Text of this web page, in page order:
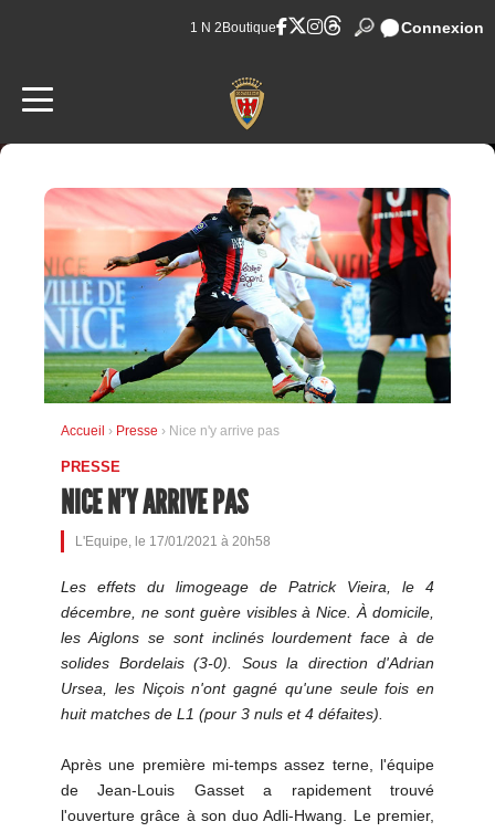
1 N 2 Boutique Connexion
Accueil › Presse › Nice n'y arrive pas
PRESSE
NICE N'Y ARRIVE PAS
L'Equipe, le 17/01/2021 à 20h58
Les effets du limogeage de Patrick Vieira, le 4
décembre, ne sont guère visibles à Nice. À domicile,
les Aiglons se sont inclinés lourdement face à de
solides Bordelais (3-0). Sous la direction d'Adrian
Ursea, les Niçois n'ont gagné qu'une seule fois en
huit matches de L1 (pour 3 nuls et 4 défaites).
Après une première mi-temps assez terne, l'équipe
de Jean-Louis Gasset a rapidement trouvé
l'ouverture grâce à son duo Adli-Hwang. Le premier,